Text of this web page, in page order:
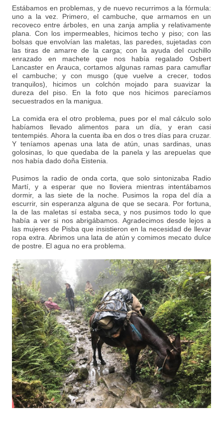
Estábamos en problemas, y de nuevo recurrimos a la fórmula:
uno a la vez. Primero, el cambuche, que armamos en un
recoveco entre árboles, en una zanja amplia y relativamente
plana. Con los impermeables, hicimos techo y piso; con las
bolsas que envolvían las maletas, las paredes, sujetadas con
las tiras de amarre de la carga; con la ayuda del cuchillo
enrazado en machete que nos había regalado Osbert
Lancaster en Arauca, cortamos algunas ramas para camuflar
el cambuche; y con musgo (que vuelve a crecer, todos
tranquilos), hicimos un colchón mojado para suavizar la
dureza del piso. En la foto que nos hicimos parecíamos
secuestrados en la manigua.
La comida era el otro problema, pues por el mal cálculo solo
habíamos llevado alimentos para un día, y eran casi
tentempiés. Ahora la cuenta iba en dos o tres días para cruzar.
Y teníamos apenas una lata de atún, unas sardinas, unas
golosinas, lo que quedaba de la panela y las arepuelas que
nos había dado doña Eistenia.
Pusimos la radio de onda corta, que solo sintonizaba Radio
Martí, y a esperar que no lloviera mientras intentábamos
dormir, a las siete de la noche. Pusimos la ropa del día a
escurrir, sin esperanza alguna de que se secara. Por fortuna,
la de las maletas sí estaba seca, y nos pusimos todo lo que
había a ver si nos abrigábamos. Agradecimos desde lejos a
las mujeres de Pisba que insistieron en la necesidad de llevar
ropa extra. Abrimos una lata de atún y comimos mecato dulce
de postre. El agua no era problema.